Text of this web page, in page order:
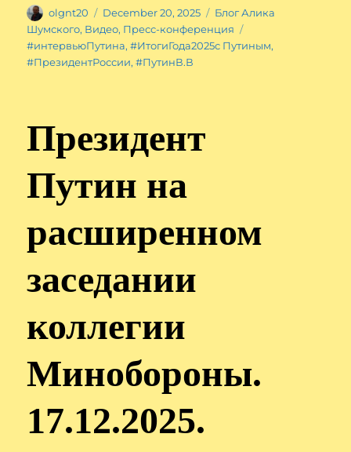
Author
olgnt20
Posted
on
December 20, 2025 Categories
Блог Алика
Шумского, Видео, Пресс-конференция
#интервьюПутина,#ИтогиГода2025с Путиным,
#ПрезидентРоссии,#ПутинВ.В
Президент
Путин на
расширенном
заседании
коллегии
Минобороны.
17.12.2025.